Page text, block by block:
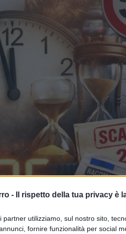
- Il rispetto della tua privacy è
partner utilizziamo, sul nostro sito,
fornire funzionalità per social